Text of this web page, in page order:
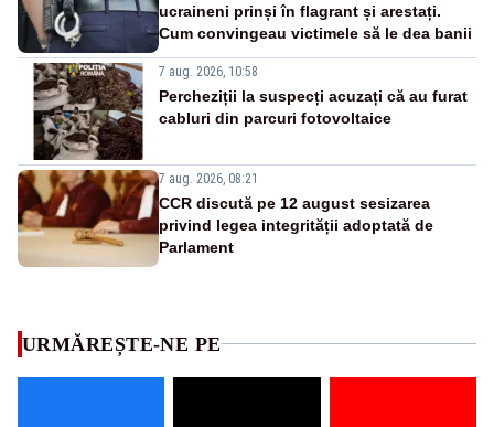
ucraineni prinși în flagrant și arestați.
Cum convingeau victimele să le dea banii
7 aug. 2026, 10:58
Percheziții la suspecți acuzați că au furat
cabluri din parcuri fotovoltaice
7 aug. 2026, 08:21
CCR discută pe 12 august sesizarea
privind legea integrității adoptată de
Parlament
URMĂREȘTE-NE PE